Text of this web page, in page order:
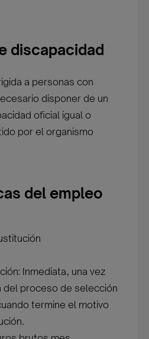
discapacidad
a personas con
disponer de un
oficial igual o
por el organismo
del empleo
Inmediata, una vez
del proceso de selección
termine el motivo